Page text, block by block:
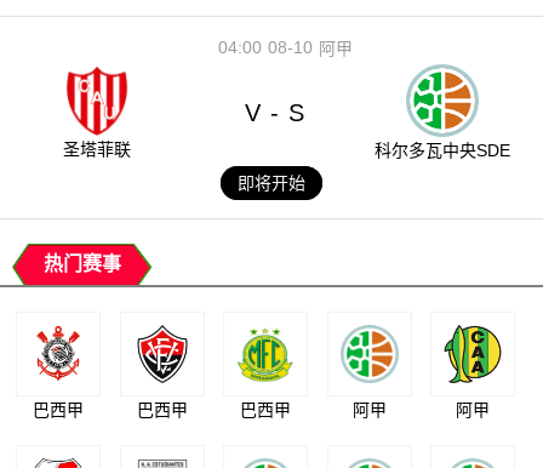
08-10
04:00 阿甲
圣塔菲联
V - S
科尔多瓦中央SDE
即将开始
热门赛事
巴西甲 巴西甲 巴西甲 阿甲 阿甲